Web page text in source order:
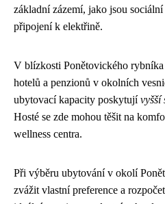
základní zázemí, jako jsou
připojení k elektřině.
V blízkosti Ponětovického
hotelů a penzionů v okolních
ubytovací kapacity poskytujívyšší
Hosté se zde mohou těšit na
wellness centra.
Při výběru ubytování v okolí
zvážit vlastní preference a